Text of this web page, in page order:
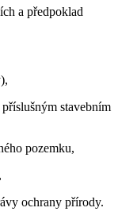
a předpoklad
stavebním
pozemku,
ochrany přírody.